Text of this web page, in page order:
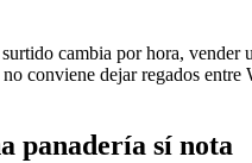
cambia por hora,
conviene dejar regados
panadería sí nota